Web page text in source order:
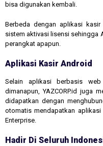
bisa digunakan kembali.
Berbeda dengan aplikasi kasir
sistem aktivasi lisensi sehingga
perangkat apapun.
Aplikasi Kasir Android
Selain aplikasi berbasis
dimanapun, YAZCORP.id juga
didapatkan dengan
otomatis mendapatkan
Enterprise.
Hadir Di Seluruh